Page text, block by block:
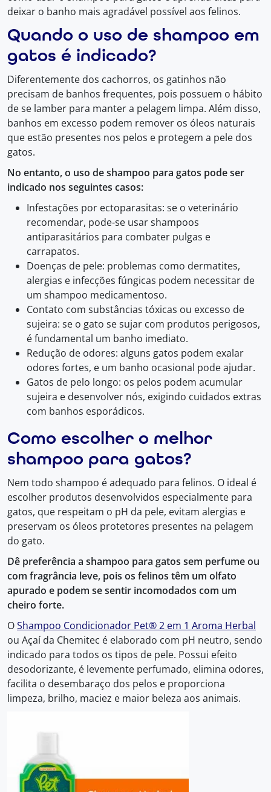
deixar o banho mais agradável possível aos felinos.
Quando o uso de shampoo em
gatos é indicado?
Diferentemente dos cachorros, os gatinhos não
precisam de banhos frequentes, pois possuem o hábito
de se lamber para manter a pelagem limpa. Além disso,
banhos em excesso podem remover os óleos naturais
que estão presentes nos pelos e protegem a pele dos
gatos.
No entanto, o uso de shampoo para gatos pode ser
indicado nos seguintes casos:
Infestações por ectoparasitas: se o veterinário
recomendar, pode-se usar shampoos
antiparasitários para combater pulgas e
carrapatos.
Doenças de pele: problemas como dermatites,
alergias e infecções fúngicas podem necessitar de
um shampoo medicamentoso.
Contato com substâncias tóxicas ou excesso de
sujeira: se o gato se sujar com produtos perigosos,
é fundamental um banho imediato.
Redução de odores: alguns gatos podem exalar
odores fortes, e um banho ocasional pode ajudar.
Gatos de pelo longo: os pelos podem acumular
sujeira e desenvolver nós, exigindo cuidados extras
com banhos esporádicos.
Como escolher o melhor
shampoo para gatos?
Nem todo shampoo é adequado para felinos. O ideal é
escolher produtos desenvolvidos especialmente para
gatos, que respeitam o pH da pele, evitam alergias e
preservam os óleos protetores presentes na pelagem
do gato.
Dê preferência a shampoo para gatos sem perfume ou
com fragrância leve, pois os felinos têm um olfato
apurado e podem se sentir incomodados com um
cheiro forte.
OShampoo Condicionador Pet® 2 em 1 Aroma Herbal
ou Açaí da Chemitec é elaborado com pH neutro, sendo
indicado para todos os tipos de pele. Possui efeito
desodorizante, é levemente perfumado, elimina odores,
facilita o desembaraço dos pelos e proporciona
limpeza, brilho, maciez e maior beleza aos animais.